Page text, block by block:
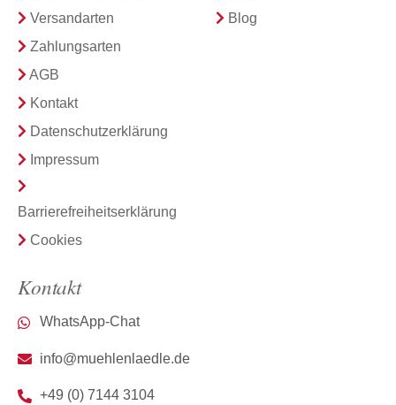
Versandarten
Zahlungsarten
AGB
Kontakt
Datenschutzerklärung
Impressum
Barrierefreiheitserklärung
Cookies
Blog
Kontakt
WhatsApp-Chat
info@muehlenlaedle.de
+49 (0) 7144 3104